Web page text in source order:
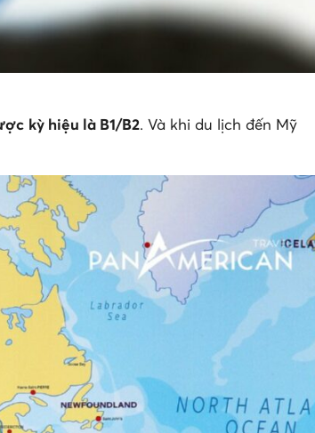
kỳ hiệu là B1/B2. Và khi du lịch đến Mỹ